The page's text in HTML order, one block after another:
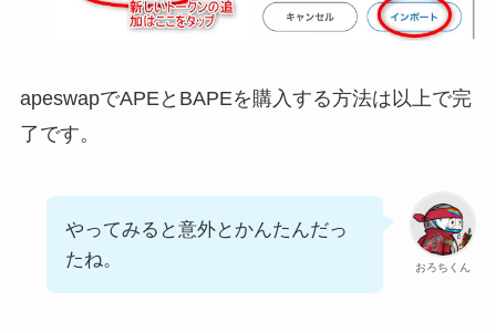
apeswapでAPEとBAPEを購入する方法は以上で完
了です。
おろちくん
やってみると意外とかんたんだっ
たね。